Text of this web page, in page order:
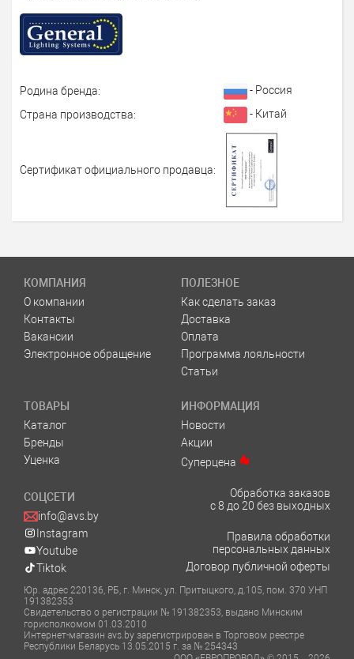
Родина бренда:
- Россия
Страна производства:
- Китай
Сертификат официального продавца:
КОМПАНИЯ
О компании
Контакты
Вакансии
Электронное обращение
ПОЛЕЗНОЕ
Как сделать заказ
Доставка
Оплата
Программа лояльности
Статьи
ТОВАРЫ
Каталог
Бренды
Уценка
ИНФОРМАЦИЯ
Новости
Акции
Суперцена
СОЦСЕТИ
info@avs.by
Instagram
Youtube
Tiktok
Обработка заказов
с 8 до 20 без выходных
Правила обработки
персональных данных
Договор публичной оферты
Юр. адрес 220136, РБ, г. Минск, ул. Притыцкого, д.105, пом. 370 УНП
191382353
Свидетельство о регистрации № 191382353, выдано Минским
горисполкомом 01.03.2010
Интернет-магазин avs.by зарегистрирован в Торговом реестре
Республики Беларусь 13.05.2015 г. за № 254343